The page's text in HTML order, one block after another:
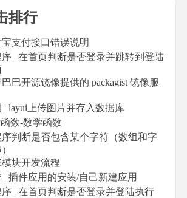
排行
支付接口错误说明
| 在首页判断是否登录并跳转到登陆
巴巴开源镜像提供的 packagist 镜像服
| layui上传图片并存入数据库
数-数学函数
判断是否包含某个字符（数组和字
块开发流程
| 插件应用的安装/自己新建应用
| 在首页判断是否登录并登陆执行